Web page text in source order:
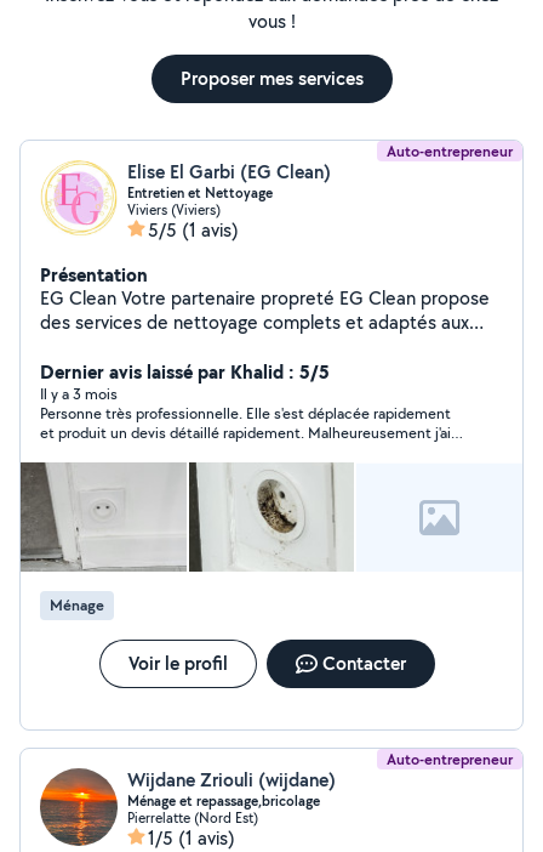
vous !
Proposer mes services
Auto-entrepreneur
Elise El Garbi (EG Clean)
Entretien et Nettoyage
Viviers (Viviers)
5/5 (1 avis)
Présentation
EG Clean Votre partenaire propreté EG Clean propose
des services de nettoyage complets et adaptés aux
mettons un point d'honneur à offrir des prestations de
qualité, avec rigueur, efficacité et souci du détail. Nos
prestations : Nettoyage intérieur : Entretien régulier ou
ponctuel de vos espaces (maisons, bureaux, locaux
professionnels). Dépoussiérage, aspiration, lavage des
sols, désinfection des surfaces : tout est pensé pour
garantir un environnement propre et sain. Nettoyage
extérieur : Remise en état et entretien des extérieurs :
terrasses, façades, allées, parkings. Nous utilisons des
techniques adaptées pour éliminer saletés, mousses et
traces liées aux intempéries. Nettoyage de fin de
chantier : Après travaux, EG Clean intervient pour un
nettoyage complet : poussières, traces de peinture,
sols, ect...
Dernier avis laissé par Khalid : 5/5
Il y a 3 mois
Personne très professionnelle. Elle s'est déplacée rapidement
et produit un devis détaillé rapidement. Malheureusement j'ai
Ménage
Voir le profil Contacter
Auto-entrepreneur
Wijdane Zriouli (wijdane)
Ménage et repassage,bricolage
Pierrelatte (Nord Est)
1/5 (1 avis)